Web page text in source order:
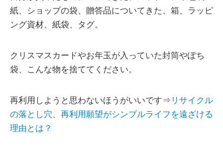
紙、ショップの袋、贈答品についてきた、箱、ラッピ
ング資材、紙袋、タグ。
クリスマスカードやお年玉が入っていた封筒やぽち
袋、こんな物を捨ててください。
再利用しようと思わないほうがいいです⇒ リサイクル
の落とし穴、再利用願望がシンプルライフを遠ざける
理由とは？